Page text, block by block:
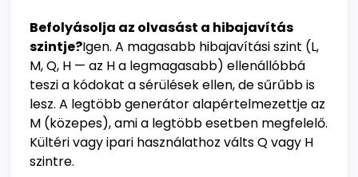
Befolyásolja az olvasást a hibajavítás
szintje?Igen. A magasabb hibajavítási szint (L,
M, Q, H — az H a legmagasabb) ellenállóbbá
teszi a kódokat a sérülések ellen, de sűrűbb is
lesz. A legtöbb generátor alapértelmezettje az
M (közepes), ami a legtöbb esetben megfelelő.
Kültéri vagy ipari használathoz válts Q vagy H
szintre.